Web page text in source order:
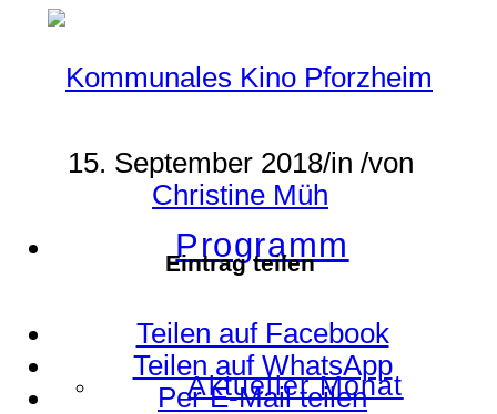
Programm
Aktueller Monat
15. September 2018/in /von
Christine Müh
Eintrag teilen
Teilen auf Facebook
Teilen auf WhatsApp
Per E-Mail teilen